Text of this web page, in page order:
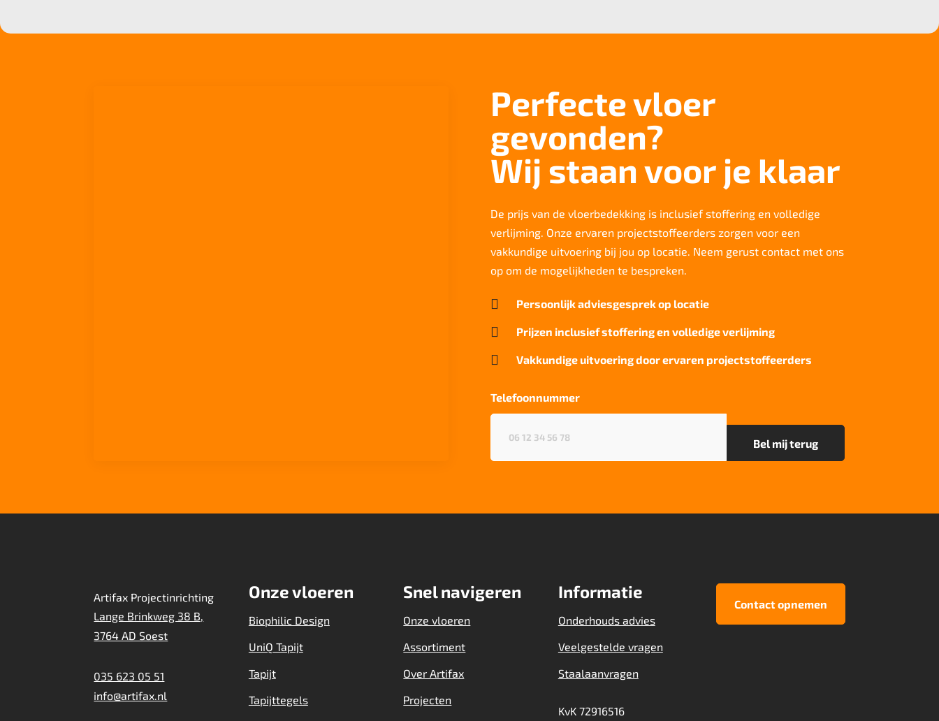
Perfecte vloer
gevonden?
Wij staan voor je klaar
De prijs van de vloerbedekking is inclusief stoffering en volledige
verlijming. Onze ervaren projectstoffeerders zorgen voor een
vakkundige uitvoering bij jou op locatie. Neem gerust contact met ons
op om de mogelijkheden te bespreken.
 Persoonlijk adviesgesprek op locatie
 Prijzen inclusief stoffering en volledige verlijming
 Vakkundige uitvoering door ervaren projectstoffeerders
Telefoonnummer
Artifax Projectinrichting
Lange Brinkweg 38 B,
3764 AD Soest
035 623 05 51
info@artifax.nl
Onze vloeren
Biophilic Design
UniQ Tapijt
Tapijt
Tapijttegels
Snel navigeren
Onze vloeren
Assortiment
Over Artifax
Projecten
Informatie
Onderhouds advies
Veelgestelde vragen
Staalaanvragen
KvK 72916516
Contact opnemen